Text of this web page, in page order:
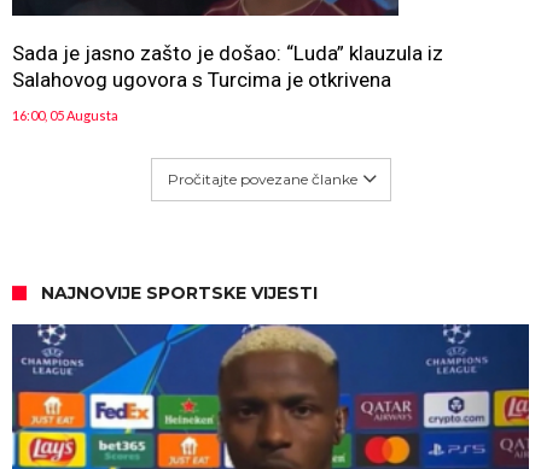
Sada je jasno zašto je došao: “Luda” klauzula iz
Salahovog ugovora s Turcima je otkrivena
16:00, 05 Augusta
Pročitajte povezane članke
NAJNOVIJE SPORTSKE VIJESTI